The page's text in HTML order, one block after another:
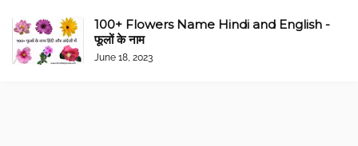
100+ Flowers Name Hindi and English -
फूलों के नाम
June 18, 2023